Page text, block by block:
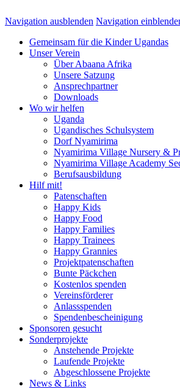
Navigation ausblenden Navigation
Gemeinsam für die Kinder Ugandas
Unser Verein
Über Abaana Afrika
Unsere Satzung
Ansprechpartner
Downloads
Wo wir helfen
Uganda
Ugandisches Schulsystem
Dorf Nyamirima
Nyamirima Village Nursery &
Nyamirima Village Academy
Berufsausbildung
Hilf mit!
Patenschaften
Happy Kids
Happy Food
Happy Families
Happy Trainees
Happy Grannies
Projektpatenschaften
Bunte Päckchen
Kostenlos spenden
Vereinsförderer
Anlassspenden
Spendenbescheinigung
Sponsoren gesucht
Sonderprojekte
Anstehende Projekte
Laufende Projekte
Abgeschlossene Projekte
News & Links